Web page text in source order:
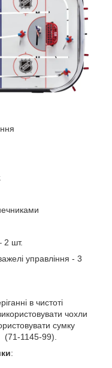
2 шт.
управління - 3
в чистоті
чохли
сумку
(71-1145-99).
: